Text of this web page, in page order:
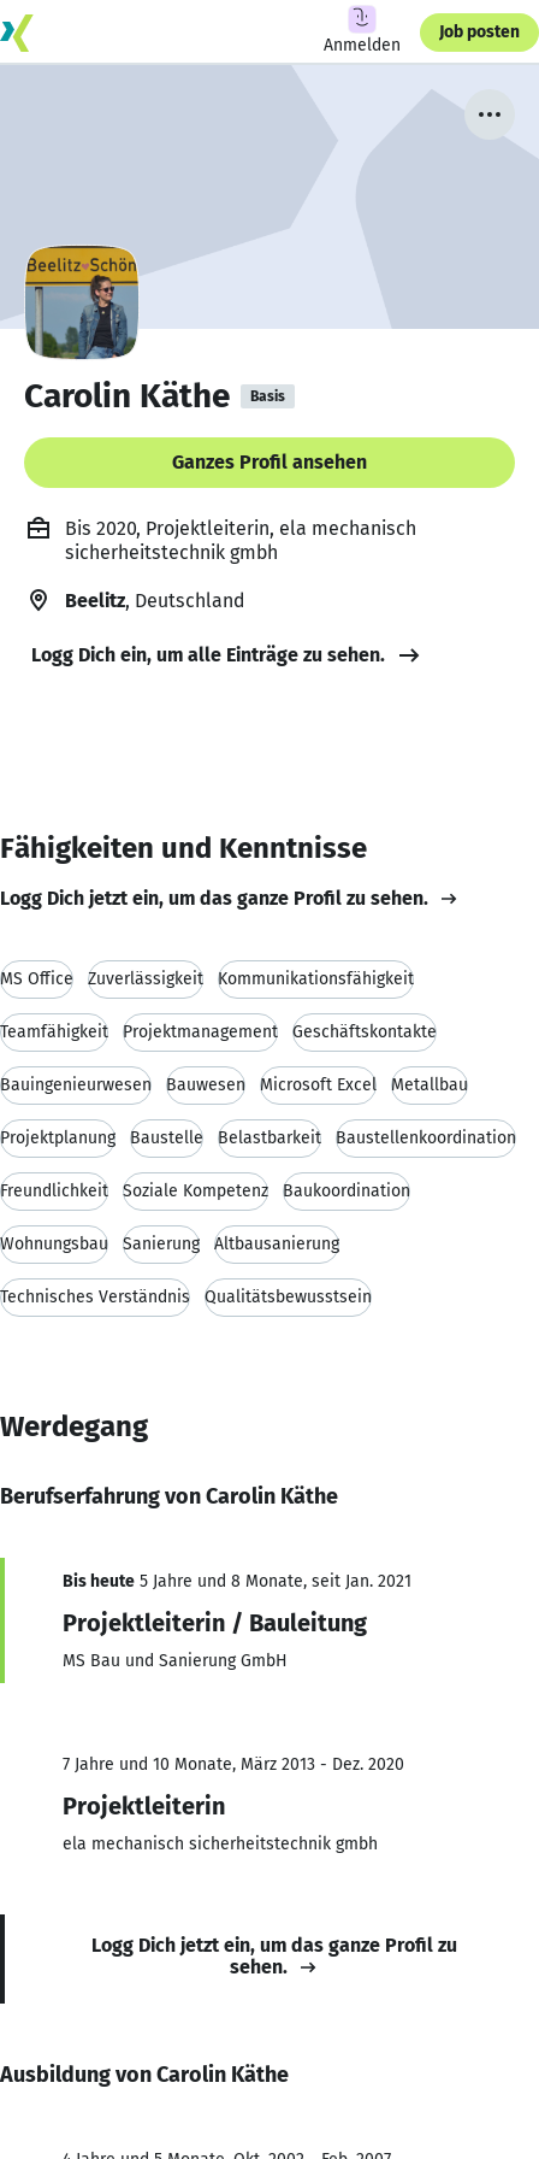
Anmelden
Job posten
Carolin Käthe Basis
Ganzes Profil ansehen
Bis 2020, Projektleiterin, ela mechanisch
sicherheitstechnik gmbh
Beelitz, Deutschland
Logg Dich ein, um alle Einträge zu sehen.
Fähigkeiten und Kenntnisse
Logg Dich jetzt ein, um das ganze Profil zu sehen.
MS Office Zuverlässigkeit Kommunikationsfähigkeit
Teamfähigkeit Projektmanagement Geschäftskontakte
Bauingenieurwesen Bauwesen Microsoft Excel Metallbau
Projektplanung Baustelle Belastbarkeit Baustellenkoordination
Freundlichkeit Soziale Kompetenz Baukoordination
Wohnungsbau Sanierung Altbausanierung
Technisches Verständnis Qualitätsbewusstsein
Werdegang
Berufserfahrung von Carolin Käthe
Bis heute 5 Jahre und 8 Monate, seit Jan. 2021
Projektleiterin / Bauleitung
MS Bau und Sanierung GmbH
7 Jahre und 10 Monate, März 2013 - Dez. 2020
Projektleiterin
ela mechanisch sicherheitstechnik gmbh
Logg Dich jetzt ein, um das ganze Profil zu
sehen.
Ausbildung von Carolin Käthe